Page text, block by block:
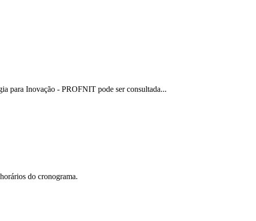
para Inovação - PROFNIT pode ser consultada...
do cronograma.